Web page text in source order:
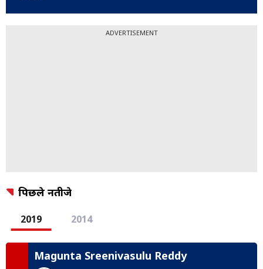
ADVERTISEMENT
पिछले नतीजे
2019 2014
Magunta Sreenivasulu Reddy